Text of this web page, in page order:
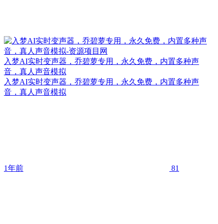
入梦AI实时变声器，乔碧萝专用，永久免费，内置多种声
音，真人声音模拟
入梦AI实时变声器，乔碧萝专用，永久免费，内置多种声
音，真人声音模拟
1年前 81